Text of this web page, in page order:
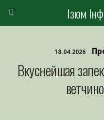
Ізюм
18.04.2026
Вкуснейшая